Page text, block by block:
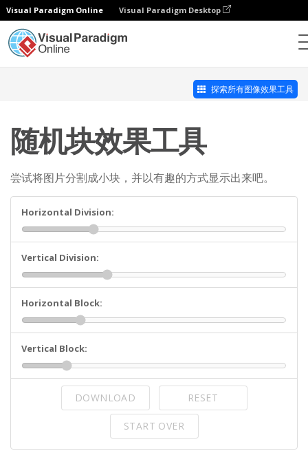
Visual Paradigm Online Visual Paradigm Desktop
探索所有图像效果工具
随机块效果工具
尝试将图片分割成小块，并以有趣的方式显示出来吧。
Horizontal Division:
Vertical Division:
Horizontal Block:
Vertical Block:
DOWNLOAD RESET
START OVER